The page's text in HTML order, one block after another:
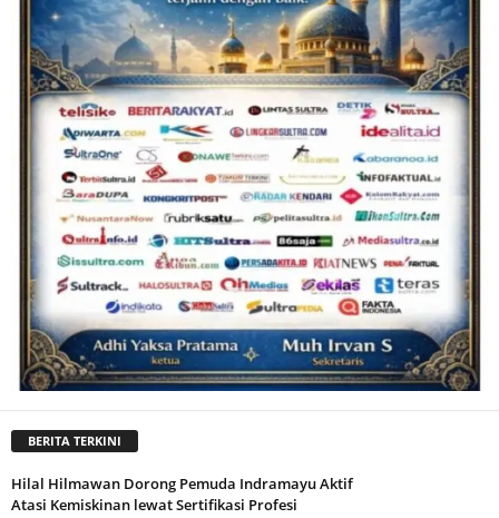
BERITA TERKINI
Hilal Hilmawan Dorong Pemuda Indramayu Aktif
Atasi Kemiskinan lewat Sertifikasi Profesi